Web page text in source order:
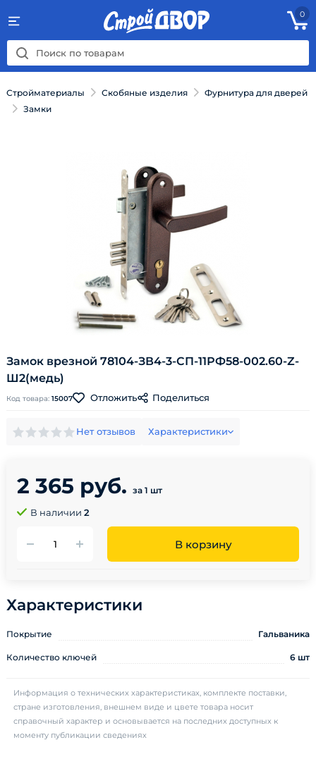
0
Стройматериалы Скобяные изделия
Фурнитура для дверей
Замки
Замок врезной 78104-ЗВ4-3-СП-11РФ58-002.60-Z-
Ш2(медь)
Код товара: 15007 Отложить Поделиться
Нет отзывов Характеристики
2 365 руб. за 1 шт
В наличии 2
В корзину
Характеристики
Покрытие Гальваника
Количество ключей 6 шт
Информация о технических характеристиках, комплекте поставки,
стране изготовления, внешнем виде и цвете товара носит
справочный характер и основывается на последних доступных к
моменту публикации сведениях